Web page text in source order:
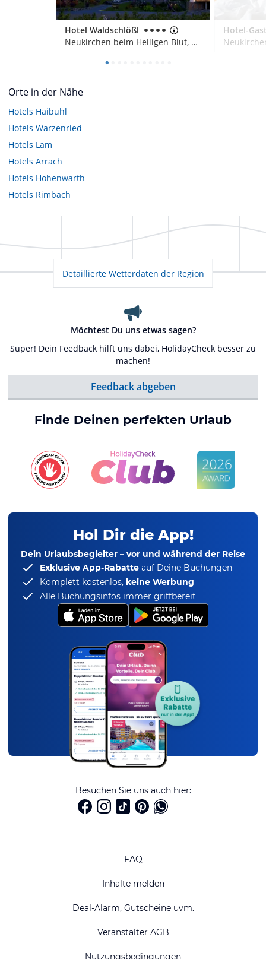
Hotel Waldschlößl
Neukirchen beim Heiligen Blut, Deutschland
Orte in der Nähe
Hotels Haibühl
Hotels Warzenried
Hotels Lam
Hotels Arrach
Hotels Hohenwarth
Hotels Rimbach
Detaillierte Wetterdaten der Region
Möchtest Du uns etwas sagen?
Super! Dein Feedback hilft uns dabei, HolidayCheck besser zu
machen!
Feedback abgeben
Finde Deinen perfekten Urlaub
Hol Dir die App!
Dein Urlaubsbegleiter – vor und während der Reise
Exklusive App-Rabatte auf Deine Buchungen
Komplett kostenlos, keine Werbung
Alle Buchungsinfos immer griffbereit
Besuchen Sie uns auch hier:
FAQ
Inhalte melden
Deal-Alarm, Gutscheine uvm.
Veranstalter AGB
Nutzungsbedingungen